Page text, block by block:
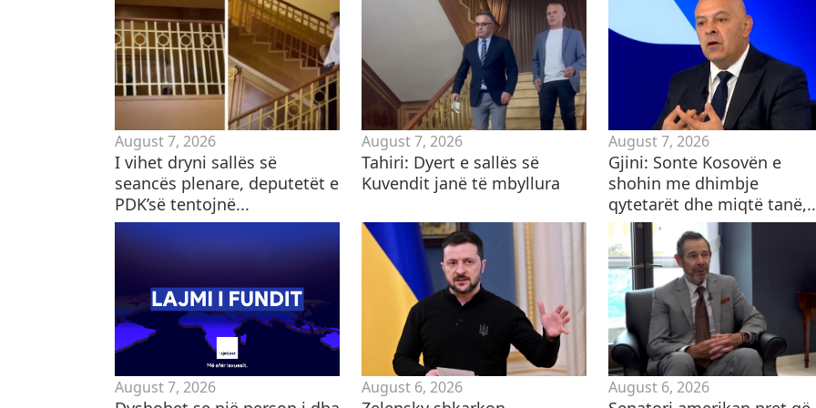
August 7, 2026
I vihet dryni sallës së
seancës plenare, deputetët e
PDK’së tentojnë...
August 7, 2026
Tahiri: Dyert e sallës së
Kuvendit janë të mbyllura
August 7, 2026
Gjini: Sonte Kosovën e
shohin me dhimbje
qytetarët dhe miqtë
August 7, 2026 August 6, 2026 August 6, 2026